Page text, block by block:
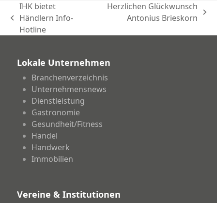
vorheriger
Beitrag:
IHK bietet
Händlern Info-
Hotline
Nächster
Herzlichen Glückwunsch
Antonius Brieskorn
Lokale Unternehmen
Branchenverzeichnis
Unternehmensnews
Dienstleistung
Gastronomie
Gesundheit/Fitness
Handel
Handwerk
Immobilien
Vereine & Institutionen